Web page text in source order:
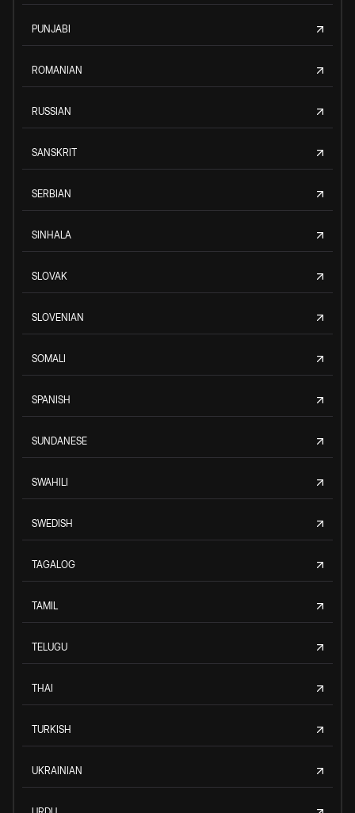
PUNJABI
ROMANIAN
RUSSIAN
SANSKRIT
SERBIAN
SINHALA
SLOVAK
SLOVENIAN
SOMALI
SPANISH
SUNDANESE
SWAHILI
SWEDISH
TAGALOG
TAMIL
TELUGU
THAI
TURKISH
UKRAINIAN